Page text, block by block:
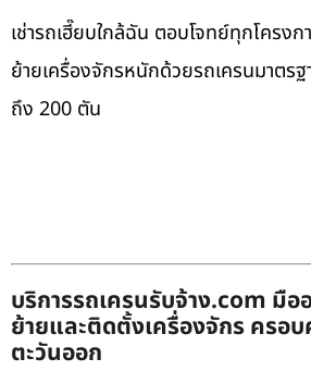
เช่ารถเฮี๊ยบใกล้ฉัน ตอบโจทย์ทุกโครงก
ย้ายเครื่องจักรหนักด้วยรถเครนมาตร
ถึง 200 ตัน
บริการรถเครนรับจ้าง.com มือ
ย้ายและติดตั้งเครื่องจักร ครอ
ตะวันออก